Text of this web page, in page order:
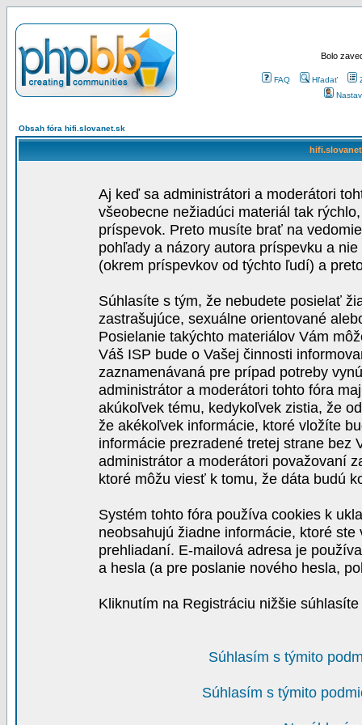
Bolo
FAQ Hľadať
Obsah fóra hifi.slovanet.sk
Aj keď sa administrátori a moderátori
všeobecne nežiadúci materiál tak
príspevok. Preto musíte brať na
pohľady a názory autora príspevku a
(okrem príspevkov od týchto ľudí) a
Súhlasíte s tým, že nebudete posielať
zastrašujúce, sexuálne orientované
Posielanie takýchto materiálov Vám
Váš ISP bude o Vašej činnosti
zaznamenávaná pre prípad potreby
administrátor a moderátori tohto fóra
akúkoľvek tému, kedykoľvek zistia, že
že akékoľvek informácie, ktoré vložíte
informácie prezradené tretej strane bez
administrátor a moderátori považovaní
ktoré môžu viesť k tomu, že dáta budú
Systém tohto fóra používa cookies k
neobsahujú žiadne informácie, ktoré
prehliadaní. E-mailová adresa je
a hesla (a pre poslanie nového hesla,
Kliknutím na Registráciu nižšie
Súhlasím s týmito
Súhlasím s týmito